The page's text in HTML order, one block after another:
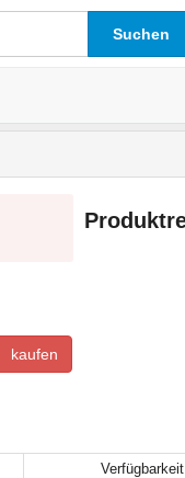
Suchen
kaufen
Verfügbarkeit